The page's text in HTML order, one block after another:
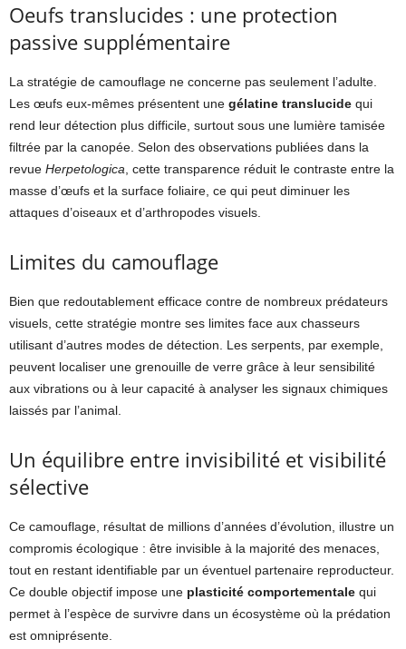
Oeufs translucides : une protection
passive supplémentaire
La stratégie de camouflage ne concerne pas seulement l’adulte.
Les œufs eux-mêmes présentent une gélatine translucide qui
rend leur détection plus difficile, surtout sous une lumière tamisée
filtrée par la canopée. Selon des observations publiées dans la
revue Herpetologica, cette transparence réduit le contraste entre la
masse d’œufs et la surface foliaire, ce qui peut diminuer les
attaques d’oiseaux et d’arthropodes visuels.
Limites du camouflage
Bien que redoutablement efficace contre de nombreux prédateurs
visuels, cette stratégie montre ses limites face aux chasseurs
utilisant d’autres modes de détection. Les serpents, par exemple,
peuvent localiser une grenouille de verre grâce à leur sensibilité
aux vibrations ou à leur capacité à analyser les signaux chimiques
laissés par l’animal.
Un équilibre entre invisibilité et visibilité
sélective
Ce camouflage, résultat de millions d’années d’évolution, illustre un
compromis écologique : être invisible à la majorité des menaces,
tout en restant identifiable par un éventuel partenaire reproducteur.
Ce double objectif impose une plasticité comportementale qui
permet à l’espèce de survivre dans un écosystème où la prédation
est omniprésente.